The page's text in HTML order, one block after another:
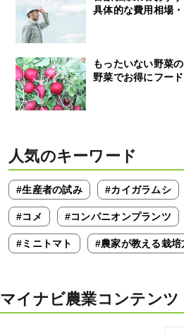
具体的な費用相場
もったいない野菜
野菜でお得にフー
人気のキーワード
#生産者の試み #カイガラムシ
#コメ #コンパニオンプランツ
#ミニトマト #農家が教える栽培
マイナビ農業コンテンツ